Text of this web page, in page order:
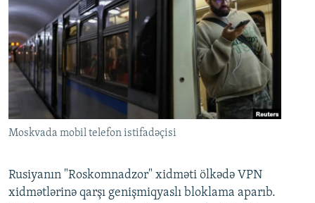
Moskvada mobil telefon istifadəçisi
Rusiyanın "Roskomnadzor" xidməti ölkədə VPN
xidmətlərinə qarşı genişmiqyaslı bloklama aparıb.